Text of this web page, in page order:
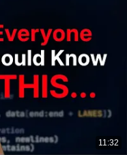
11:32